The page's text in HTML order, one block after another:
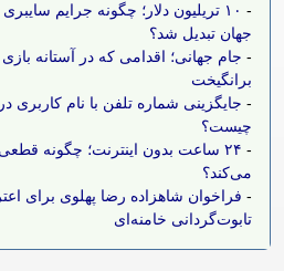
-
۱۰ تریلیون دلار؛ چگونه جرایم
جهان تبدیل شد؟
- جام جهانی؛ اقدامی که در آستانه
برانگیخت
- جایگزینی شماره تلفن با نام کاربری
چیست؟
-
۲۴ ساعت بدون اینترنت؛ چگونه
می‌کند؟
- فراخوان شاهزاده رضا پهلوی برای
تابوت‌گردانی خامنه‌ای